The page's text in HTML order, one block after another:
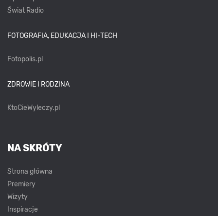
Świat Radio
FOTOGRAFIA, EDUKACJA I HI-TECH
Fotopolis.pl
ZDROWIE I RODZINA
KtoCieWyleczy.pl
NA SKRÓTY
Strona główna
Premiery
Wizyty
Inspiracje